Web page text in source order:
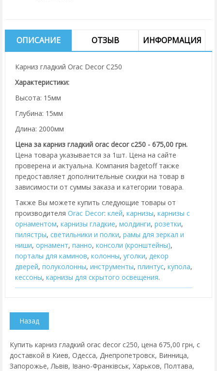
ОПИСАНИЕ ОТЗЫВ ИНФОРМАЦИЯ
Карниз гладкий Orac Decor C250
Характеристики:
Высота: 15мм
Глубина: 15мм
Длина: 2000мм
Цена за карниз гладкий orac decor c250 - 675,00 грн.
Цена товара указывается за 1шт. Цена на сайте
проверена и актуальна. Компания bagetoff также
предоставляет дополнительные скидки на товар в
зависимости от суммы заказа и категории товара.
Также Вы можете купить следующие товары от
производителя Orac Decor: клей, карнизы, карнизы с
орнаментом, карнизы гладкие, молдинги, розетки,
пилястры, cветильники и полки, рамы для зеркал и
ниши, орнамент, панно, консоли (кронштейны),
порталы для каминов, колонны, уголки, декор
дверей, полуколонны, инструменты, плинтус, купола,
кессоны, карнизы для скрытого освещения.
Купить карниз гладкий orac decor c250, цена 675,00 грн, с
доставкой в Киев, Одесса, Днепропетровск, Винница,
Запорожье, Львів, Івано-Франківськ, Харьков, Полтава,